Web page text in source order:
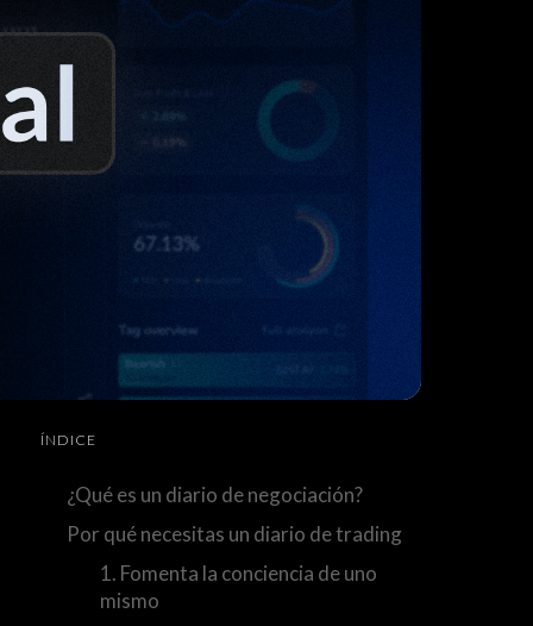
ÍNDICE
¿Qué es un diario de negociación?
Por qué necesitas un diario de trading
1. Fomenta la conciencia de uno
mismo